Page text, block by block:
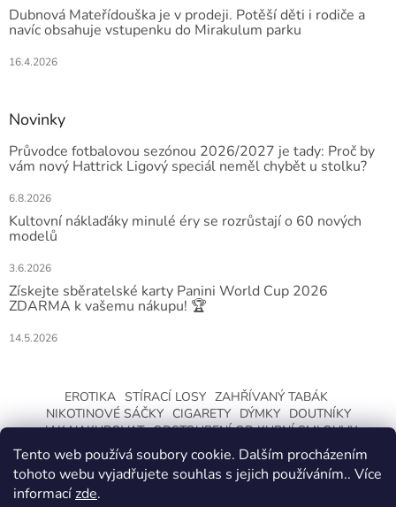
Tento web používá soubory cookie. Dalším procházením
tohoto webu vyjadřujete souhlas s jejich používáním.. Více
informacízde.
Dubnová Mateřídouška je v prodeji. Potěší děti i rodiče a
navíc obsahuje vstupenku do Mirakulum parku
16.4.2026
Novinky
Průvodce fotbalovou sezónou 2026/2027 je tady: Proč by
vám nový Hattrick Ligový speciál neměl chybět u stolku?
6.8.2026
Kultovní náklaďáky minulé éry se rozrůstají o 60 nových
modelů
3.6.2026
Získejte sběratelské karty Panini World Cup 2026
ZDARMA k vašemu nákupu! 🏆
14.5.2026
EROTIKA STÍRACÍ LOSY ZAHŘÍVANÝ TABÁK
NIKOTINOVÉ SÁČKY CIGARETY DÝMKY
DOUTNÍKY
JAK NAKUPOVAT ODSTOUPENÍ OD KUPNÍ SMLOUVY